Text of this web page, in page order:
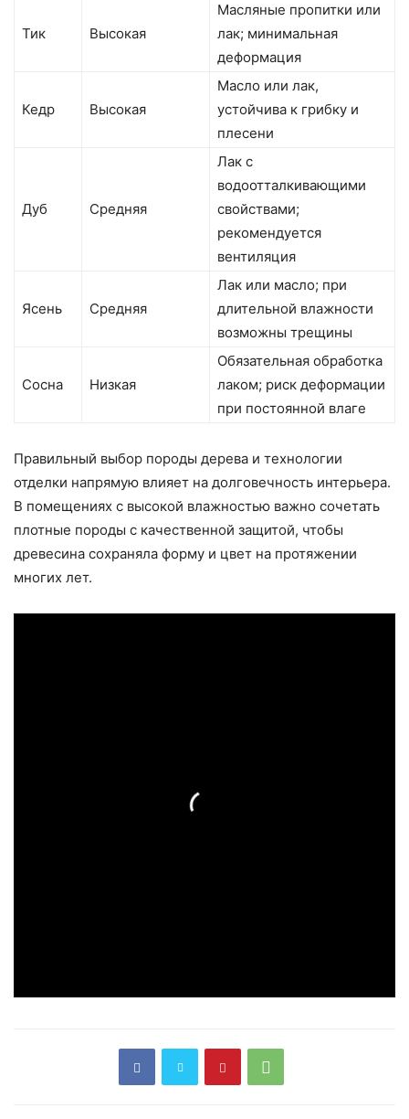
Тик Высокая
Масляные пропитки или
лак; минимальная
деформация
Кедр Высокая
Масло или лак,
устойчива к грибку и
плесени
Дуб Средняя
Лак с
водоотталкивающими
свойствами;
рекомендуется
вентиляция
Ясень Средняя
Лак или масло; при
длительной влажности
возможны трещины
Сосна Низкая
Обязательная обработка
лаком; риск деформации
при постоянной влаге
Правильный выбор породы дерева и технологии
отделки напрямую влияет на долговечность интерьера.
В помещениях с высокой влажностью важно сочетать
плотные породы с качественной защитой, чтобы
древесина сохраняла форму и цвет на протяжении
многих лет.